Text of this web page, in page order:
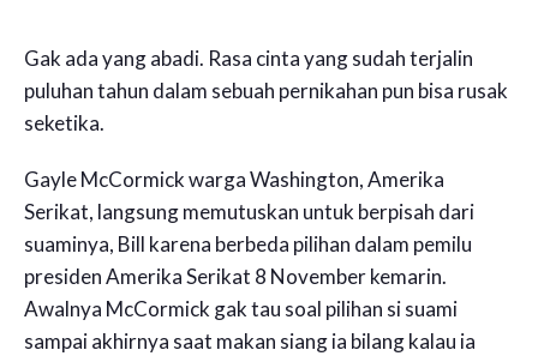
Gak ada yang abadi. Rasa cinta yang sudah terjalin
puluhan tahun dalam sebuah pernikahan pun bisa rusak
seketika.
Gayle McCormick warga Washington, Amerika
Serikat, langsung memutuskan untuk berpisah dari
suaminya, Bill karena berbeda pilihan dalam pemilu
presiden Amerika Serikat 8 November kemarin.
Awalnya McCormick gak tau soal pilihan si suami
sampai akhirnya saat makan siang ia bilang kalau ia